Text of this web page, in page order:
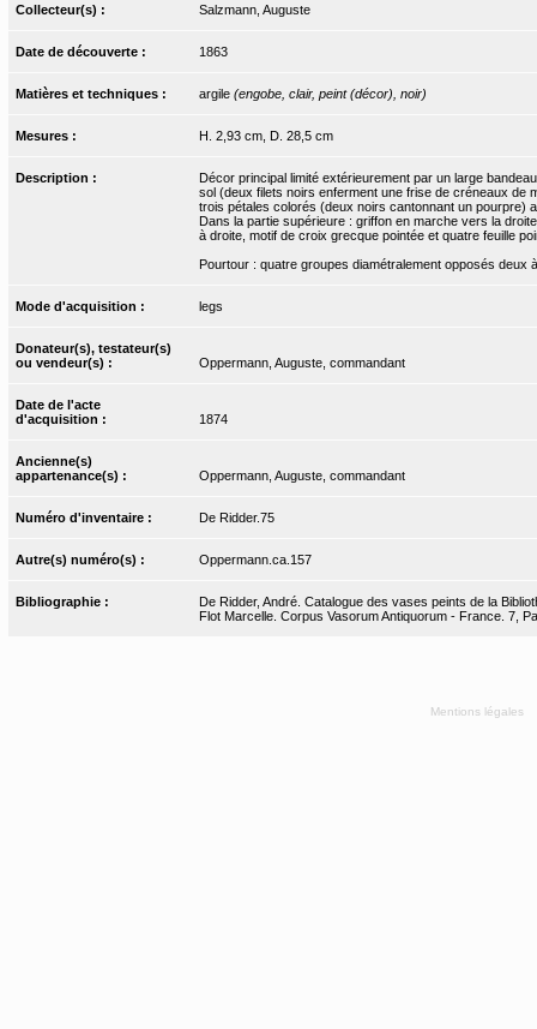
Collecteur(s) : Salzmann, Auguste
Date de découverte : 1863
Matières et techniques : argile (engobe, clair, peint (décor), noir)
Mesures : H. 2,93 cm, D. 28,5 cm
Description :
Décor principal limité extérieurement par un large
sol (deux filets noirs enferment une frise de créneaux de
trois pétales colorés (deux noirs cantonnant un pourpre)
Dans la partie supérieure : griffon en marche vers la
à droite, motif de croix grecque pointée et quatre feuille
Pourtour : quatre groupes diamétralement opposés
Mode d'acquisition : legs
Donateur(s), testateur(s)
ou vendeur(s) :
Oppermann, Auguste, commandant
Date de l'acte
d'acquisition :
1874
Ancienne(s)
appartenance(s) :
Oppermann, Auguste, commandant
Numéro d'inventaire : De Ridder.75
Autre(s) numéro(s) : Oppermann.ca.157
Bibliographie :
De Ridder, André. Catalogue des vases peints de la
Flot Marcelle. Corpus Vasorum Antiquorum - France. 7,
Mentions légales